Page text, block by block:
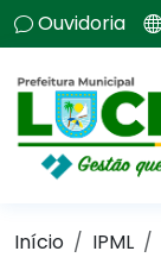
Ouvidoria
Início IPML